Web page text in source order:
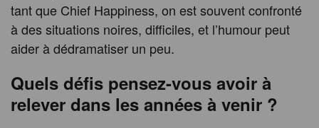
tant que Chief Happiness, on est souvent confronté
à des situations noires, difficiles, et l’humour peut
aider à dédramatiser un peu.
Quels défis pensez-vous avoir à
relever dans les années à venir ?